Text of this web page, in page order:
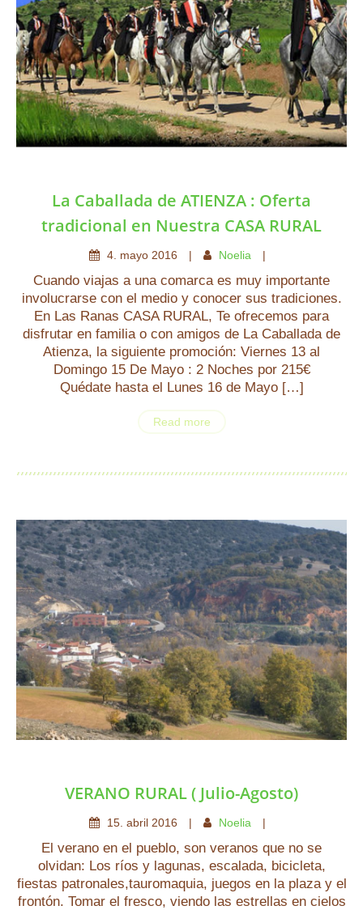
La Caballada de ATIENZA : Oferta
tradicional en Nuestra CASA RURAL
4 mayo 2016 Noelia
Cuando viajas a una comarca es muy importante
involucrarse con el medio y conocer sus tradiciones.
En Las Ranas CASA RURAL, Te ofrecemos para
disfrutar en familia o con amigos de La Caballada de
Atienza, la siguiente promoción: Viernes 13 al
Domingo 15 De Mayo : 2 Noches por 215€
Quédate hasta el Lunes 16 de Mayo […]
Read more
VERANO RURAL ( Julio-Agosto)
15 abril 2016 Noelia
El verano en el pueblo, son veranos que no se
olvidan: Los ríos y lagunas, escalada, bicicleta,
fiestas patronales,tauromaquia, juegos en la plaza y el
frontón. Tomar el fresco, viendo las estrellas en cielos